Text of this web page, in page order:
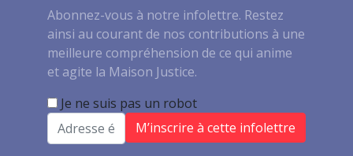
Abonnez-vous à notre infolettre. Restez
ainsi au courant de nos contributions à une
meilleure compréhension de ce qui anime
et agite la Maison Justice.
Je ne suis pas un robot
Email